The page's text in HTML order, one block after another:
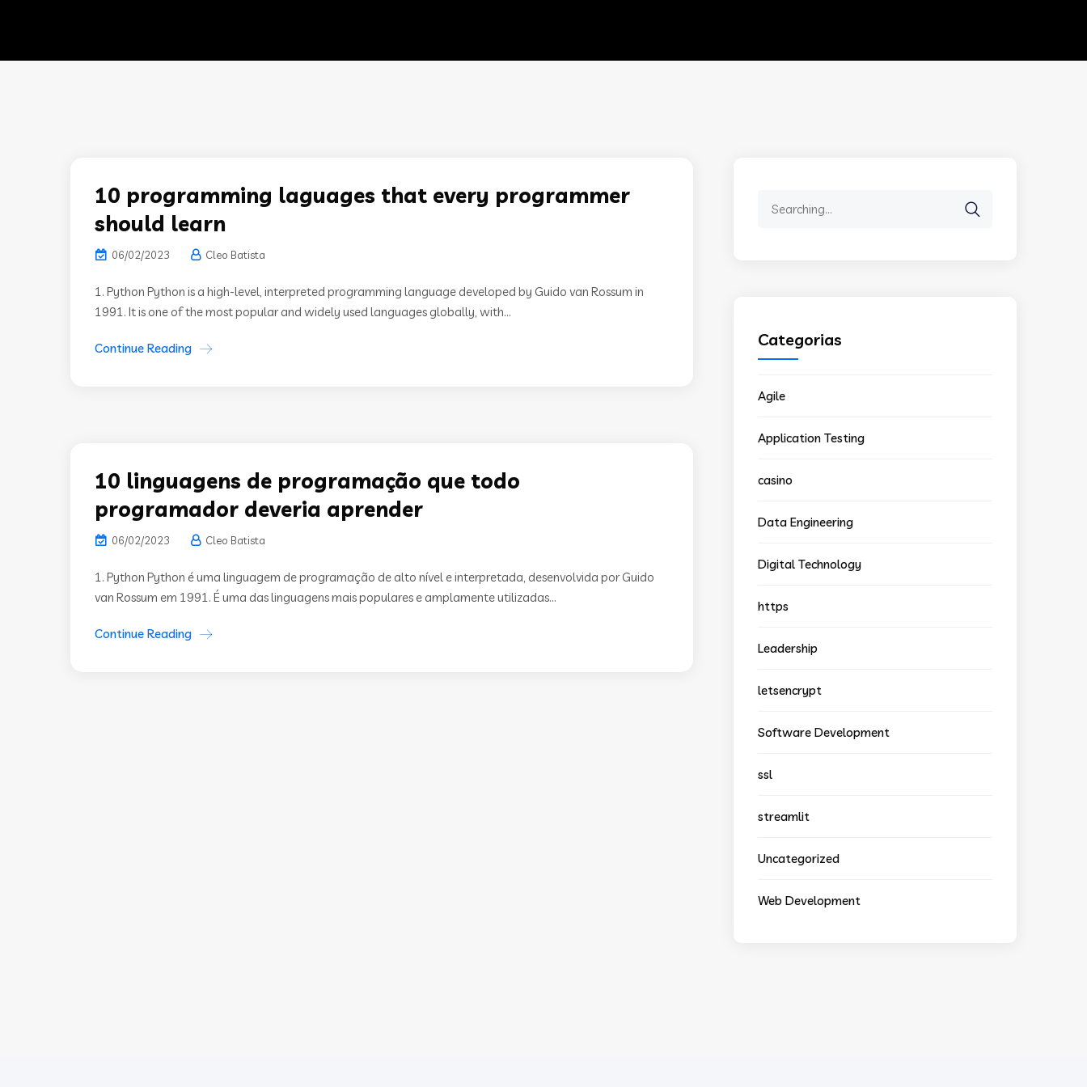
10 programming laguages that every programmer
should learn
06/02/2023 Cleo Batista
1. Python Python is a high-level, interpreted programming language developed by Guido van Rossum in
1991. It is one of the most popular and widely used languages globally, with...
Continue Reading
10 linguagens de programação que todo
programador deveria aprender
06/02/2023 Cleo Batista
1. Python Python é uma linguagem de programação de alto nível e interpretada, desenvolvida por Guido
van Rossum em 1991. É uma das linguagens mais populares e amplamente utilizadas...
Continue Reading
Categorias
Agile
Application Testing
casino
Data Engineering
Digital Technology
https
Leadership
letsencrypt
Software Development
ssl
streamlit
Uncategorized
Web Development